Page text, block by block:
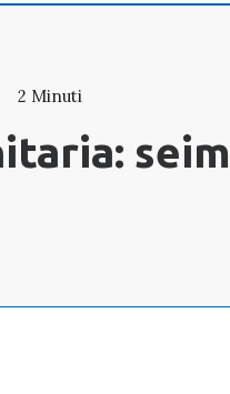
2 Minuti